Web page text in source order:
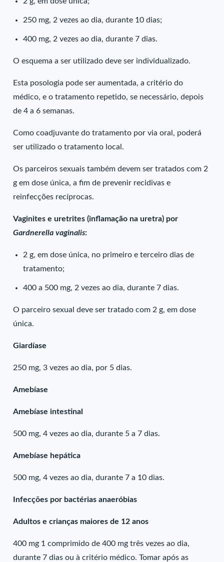
250 mg, 2 vezes ao dia, durante 10 dias;
400 mg, 2 vezes ao dia, durante 7 dias.
O esquema a ser utilizado deve ser individualizado.
Esta posologia pode ser aumentada, a critério do
médico, e o tratamento repetido, se necessário, depois
de 4 a 6 semanas.
Como coadjuvante do tratamento por via oral, poderá
ser utilizado o tratamento local.
Os parceiros sexuais também devem ser tratados com 2
g em dose única, a fim de prevenir recidivas e
reinfecções recíprocas.
Vaginites e uretrites (inflamação na uretra) por
Gardnerella vaginalis:
2 g, em dose única, no primeiro e terceiro dias de
tratamento;
400 a 500 mg, 2 vezes ao dia, durante 7 dias.
O parceiro sexual deve ser tratado com 2 g, em dose
única.
Giardíase
250 mg, 3 vezes ao dia, por 5 dias.
Amebíase
Amebíase intestinal
500 mg, 4 vezes ao dia, durante 5 a 7 dias.
Amebíase hepática
500 mg, 4 vezes ao dia, durante 7 a 10 dias.
Infecções por bactérias anaeróbias
Adultos e crianças maiores de 12 anos
400 mg 1 comprimido de 400 mg três vezes ao dia,
durante 7 dias ou à critério médico. Tomar após as